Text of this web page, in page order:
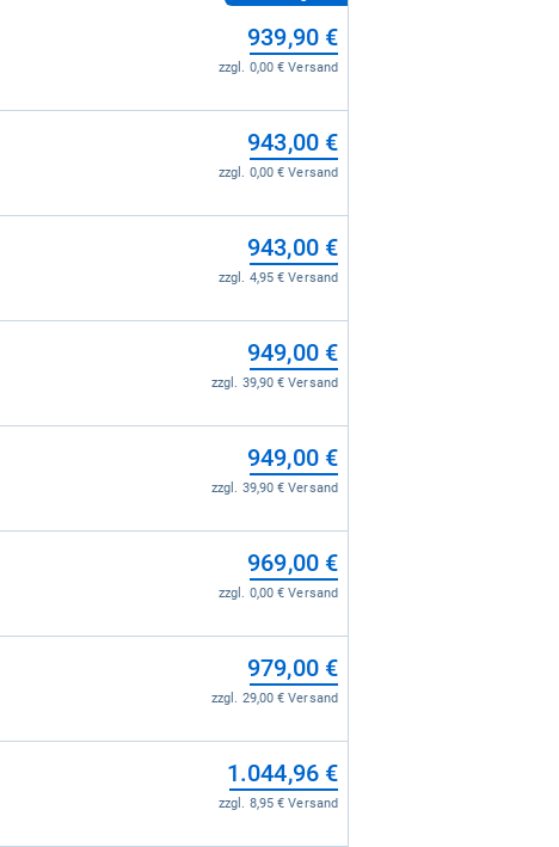
939,90 €
zzgl. 0,00 € Versand
943,00 €
zzgl. 0,00 € Versand
943,00 €
zzgl. 4,95 € Versand
949,00 €
zzgl. 39,90 € Versand
949,00 €
zzgl. 39,90 € Versand
969,00 €
zzgl. 0,00 € Versand
979,00 €
zzgl. 29,00 € Versand
1.044,96 €
zzgl. 8,95 € Versand